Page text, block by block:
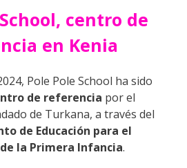
centro de
en Kenia
Pole Pole School ha sido
de referencia por el
de Turkana, a través del
de Educación para el
la Primera Infancia.